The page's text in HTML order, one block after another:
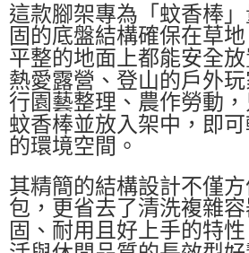
這款腳架專為「蚊香棒
固的底盤結構確保在草
平整的地面上都能安全
熱愛露營、登山的戶外
行園藝整理、農作勞動
蚊香棒並放入架中，即
的環境空間。
其精簡的結構設計不僅
包，更省去了清洗複雜
固、耐用且好上手的特